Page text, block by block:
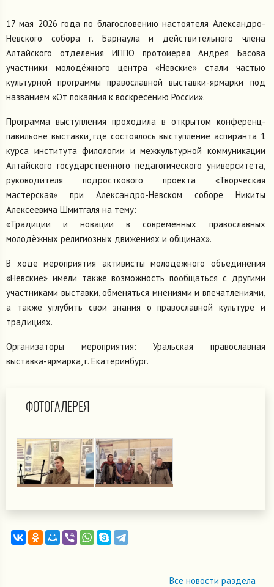
17 мая 2026 года по благословению настоятеля Александро-
Невского собора г. Барнаула и действительного члена
Алтайского отделения ИППО протоиерея Андрея Басова
участники молодёжного центра «Невские» стали частью
культурной программы православной выставки-ярмарки под
названием «От покаяния к воскресению России».
Программа выступления проходила в открытом конференц-
павильоне выставки, где состоялось выступление аспиранта 1
курса института филологии и межкультурной коммуникации
Алтайского государственного педагогического университета,
руководителя подросткового проекта «Творческая
мастерская» при Александро-Невском соборе Никиты
Алексеевича Шмитгаля на тему:
«Традиции и новации в современных православных
молодёжных религиозных движениях и общинах».
В ходе мероприятия активисты молодёжного объединения
«Невские» имели также возможность пообщаться с другими
участниками выставки, обменяться мнениями и впечатлениями,
а также углубить свои знания о православной культуре и
традициях.
Организаторы мероприятия: Уральская православная
выставка-ярмарка, г. Екатеринбург.
ФОТОГАЛЕРЕЯ
Все новости раздела